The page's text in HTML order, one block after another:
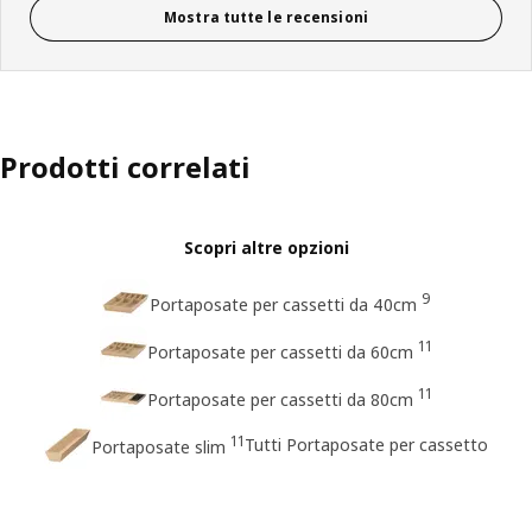
Mostra tutte le recensioni
Prodotti correlati
Scopri altre opzioni
Portaposate per cassetti da 40cm 9
Portaposate per cassetti da 60cm 11
Portaposate per cassetti da 80cm 11
Portaposate slim 11Tutti Portaposate per cassetto